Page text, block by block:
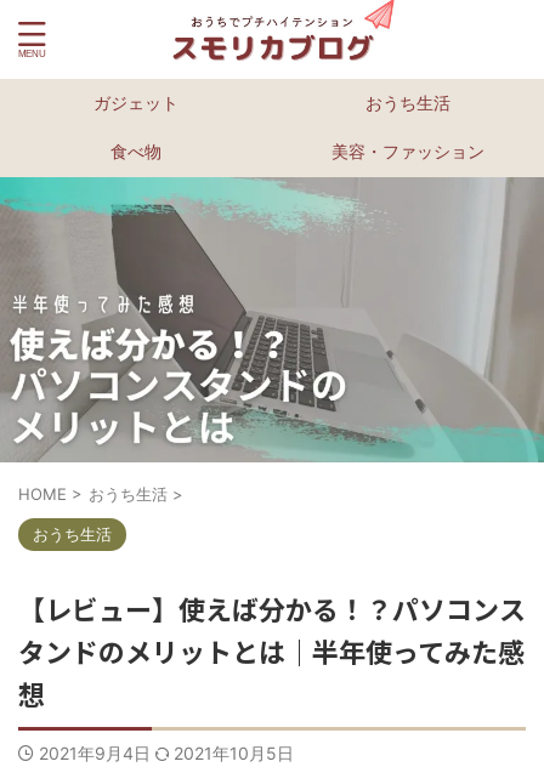
ガジェット おうち生活
食べ物 美容・ファッション
HOME > おうち生活 >
おうち生活
【レビュー】使えば分かる！？パソコンス
タンドのメリットとは｜半年使ってみた感
想
2021年9月4日 2021年10月5日